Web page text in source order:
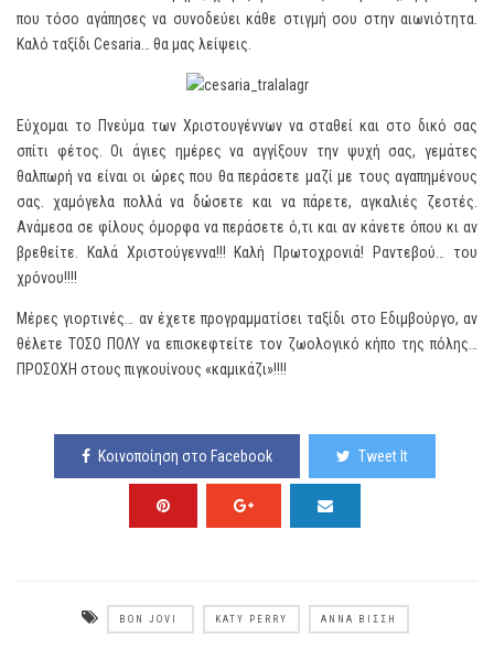
που τόσο αγάπησες να συνοδεύει κάθε στιγμή σου στην αιωνιότητα.
Καλό ταξίδι Cesaria… θα μας λείψεις.
Εύχομαι το Πνεύμα των Χριστουγέννων να σταθεί και στο δικό σας
σπίτι φέτος. Οι άγιες ημέρες να αγγίξουν την ψυχή σας, γεμάτες
θαλπωρή να είναι οι ώρες που θα περάσετε μαζί με τους αγαπημένους
σας. χαμόγελα πολλά να δώσετε και να πάρετε, αγκαλιές ζεστές.
Ανάμεσα σε φίλους όμορφα να περάσετε ό,τι και αν κάνετε όπου κι αν
βρεθείτε. Καλά Χριστούγεννα!!! Καλή Πρωτοχρονιά! Ραντεβού… του
χρόνου!!!!
Μέρες γιορτινές… αν έχετε προγραμματίσει ταξίδι στο Εδιμβούργο, αν
θέλετε ΤΟΣΟ ΠΟΛΥ να επισκεφτείτε τον ζωολογικό κήπο της πόλης…
ΠΡΟΣΟΧΗ στους πιγκουίνους «καμικάζι»!!!!
Κοινοποίηση στο Facebook Tweet It
BON JOVI KATY PERRY ΆΝΝΑ ΒΊΣΣΗ